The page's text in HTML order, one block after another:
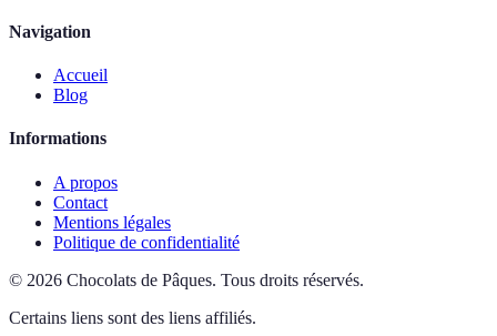
Navigation
Accueil
Blog
Informations
A propos
Contact
Mentions légales
Politique de confidentialité
© 2026 Chocolats de Pâques. Tous droits réservés.
Certains liens sont des liens affiliés.